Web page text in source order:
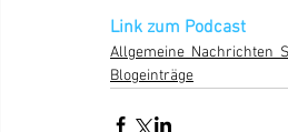
Link zum Podcast
Blogeinträge